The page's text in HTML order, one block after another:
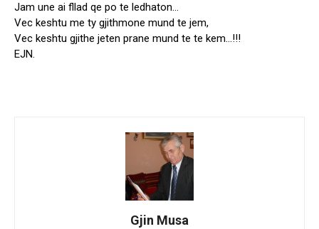
Jam une ai fllad qe po te ledhaton…
Vec keshtu me ty gjithmone mund te jem,
Vec keshtu gjithe jeten prane mund te te kem…!!!
EJN.
Gjin Musa